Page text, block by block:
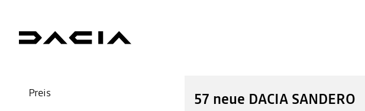
Preis 57 neue DACIA SANDERO